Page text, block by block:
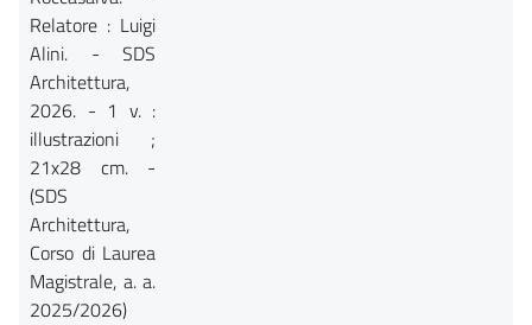
Relatore : Luigi
Alini. - SDS
Architettura,
2026. - 1 v. :
illustrazioni ;
21x28 cm. -
(SDS
Architettura,
Corso di Laurea
Magistrale, a. a.
2025/2026)